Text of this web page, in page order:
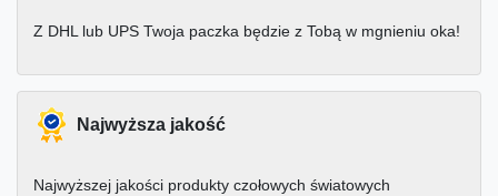
Z DHL lub UPS Twoja paczka będzie z Tobą w mgnieniu oka!
Najwyższa jakość
Najwyższej jakości produkty czołowych światowych